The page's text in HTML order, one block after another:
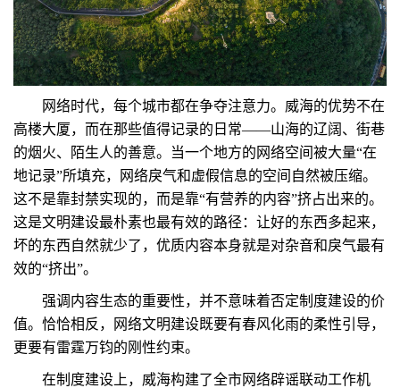
网络时代，每个城市都在争夺注意力。威海的优势不在
高楼大厦，而在那些值得记录的日常——山海的辽阔、街巷
的烟火、陌生人的善意。当一个地方的网络空间被大量“在
地记录”所填充，网络戾气和虚假信息的空间自然被压缩。
这不是靠封禁实现的，而是靠“有营养的内容”挤占出来的。
这是文明建设最朴素也最有效的路径：让好的东西多起来，
坏的东西自然就少了，优质内容本身就是对杂音和戾气最有
效的“挤出”。
强调内容生态的重要性，并不意味着否定制度建设的价
值。恰恰相反，网络文明建设既要有春风化雨的柔性引导，
更要有雷霆万钧的刚性约束。
在制度建设上，威海构建了全市网络辟谣联动工作机